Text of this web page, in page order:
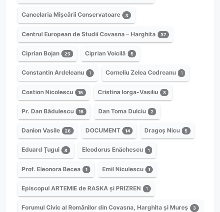
Cancelaria Mișcării Conservatoare 3
Centrul European de Studii Covasna – Harghita 37
Ciprian Bojan 25 Ciprian Voicilă 5
Constantin Ardeleanu 1 Corneliu Zelea Codreanu 1
Costion Nicolescu 15 Cristina Iorga-Vasiliu 3
Pr. Dan Bădulescu 16 Dan Toma Dulciu 2
Danion Vasile 26 DOCUMENT 14 Dragoș Nicu 5
Eduard Țugui 8 Eleodorus Enăchescu 1
Prof. Eleonora Becea 1 Emil Niculescu 1
Episcopul ARTEMIE de RASKA și PRIZREN 1
Forumul Civic al Românilor din Covasna, Harghita și Mureș 3